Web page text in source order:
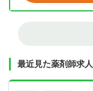
最近見た薬剤師求人